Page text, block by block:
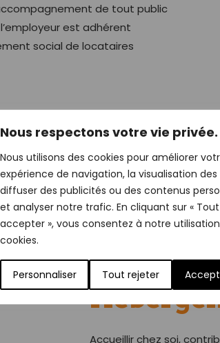
Nous respectons votre vie privée.
Nous utilisons des cookies pour améliorer
expérience de navigation, la visualisation des
diffuser des publicités ou des contenus
et analyser notre trafic. En cliquant sur « Tout
accepter », vous consentez à notre
cookies.
Personnaliser Tout rejeter
de tout public
est adhérent
social de locataires
Accueillir chez soi,